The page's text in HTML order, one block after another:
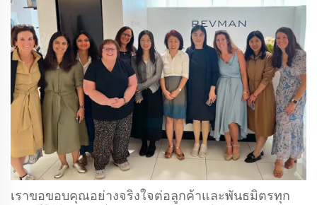
เราขอขอบคุณอย่างจริงใจต่อลูกค้าและพันธมิตรทุก